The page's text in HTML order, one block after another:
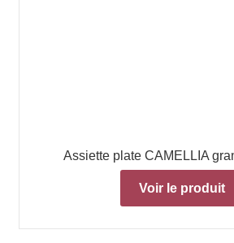
Assiette plate CAMELLIA
Voir le produit